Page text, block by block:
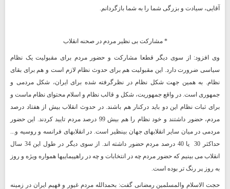
آقایی، سیادت و بزرگی شما را به شما بازگردانم.
* مشارکت بی نظیر مردم در صحنه انقلاب
وی افزود: از سوی دیگر قطعا مشارکت و حضور مردم برای مقبولیت یک نظام
سیاسی ضرورت دارد. این مقبولیت هم برای حدوث نظام لازم است و هم برای بقای
نظام. به همین جهت شکل نظام در نظرگرفته شده برای ایران، شکل مردمی و
جمهوری است. در واقع جمهوریت، شکل و قالب نظام و اسلام محتوای نظام ماست و
برای ثبات نظام این دو باید درکنار هم باشند. در حدوث انقلاب بیش از هفتاد درصد
مردم، حضور داشتند و خود نظام را هم بیش 99 درصد مردم تایید کردند. این حضور
مردمی در میان سایر انقلابهای جهان بینظیر است. در انقلابهای فرانسه و روسیه و...
حداکثر 30
یا 40 درصد مردم حضور داشته اند. از سوی دیگر در طول این 34 سال
انقلاب می بینیم که حضور مردم چه در انتخابات و چه در راهپیماییها همواره ویژه و روز
به روز پر رنگ تر بوده است.
حجت الاسلام والمسلمین رمضانی گفت: بحمدالله مردم غیور و فهیم ایران در زمینه